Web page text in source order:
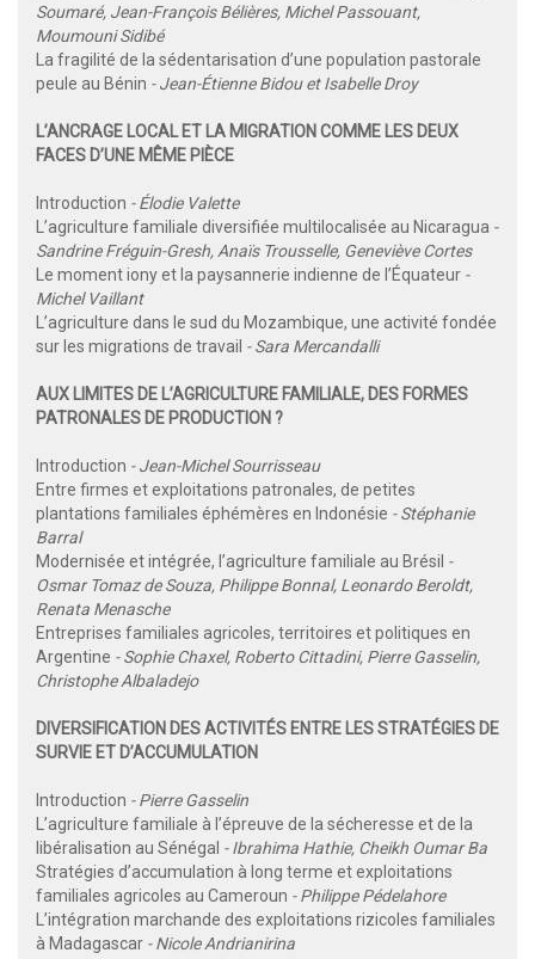
Soumaré, Jean-François Bélières, Michel Passouant,
Moumouni Sidibé
La fragilité de la sédentarisation d’une population pastorale
peule au Bénin - Jean-Étienne Bidou et Isabelle Droy
L’ANCRAGE LOCAL ET LA MIGRATION COMME LES DEUX
FACES D’UNE MÊME PIÈCE
Introduction - Élodie Valette
L’agriculture familiale diversifiée multilocalisée au Nicaragua -
Sandrine Fréguin-Gresh, Anaïs Trousselle, Geneviève Cortes
Le moment iony et la paysannerie indienne de l’Équateur -
Michel Vaillant
L’agriculture dans le sud du Mozambique, une activité fondée
sur les migrations de travail - Sara Mercandalli
AUX LIMITES DE L’AGRICULTURE FAMILIALE, DES FORMES
PATRONALES DE PRODUCTION ?
Introduction - Jean-Michel Sourrisseau
Entre firmes et exploitations patronales, de petites
plantations familiales éphémères en Indonésie - Stéphanie
Barral
Modernisée et intégrée, l’agriculture familiale au Brésil -
Osmar Tomaz de Souza, Philippe Bonnal, Leonardo Beroldt,
Renata Menasche
Entreprises familiales agricoles, territoires et politiques en
Argentine - Sophie Chaxel, Roberto Cittadini, Pierre Gasselin,
Christophe Albaladejo
DIVERSIFICATION DES ACTIVITÉS ENTRE LES STRATÉGIES DE
SURVIE ET D’ACCUMULATION
Introduction - Pierre Gasselin
L’agriculture familiale à l’épreuve de la sécheresse et de la
libéralisation au Sénégal - Ibrahima Hathie, Cheikh Oumar Ba
Stratégies d’accumulation à long terme et exploitations
familiales agricoles au Cameroun - Philippe Pédelahore
L’intégration marchande des exploitations rizicoles familiales
à Madagascar - Nicole Andrianirina